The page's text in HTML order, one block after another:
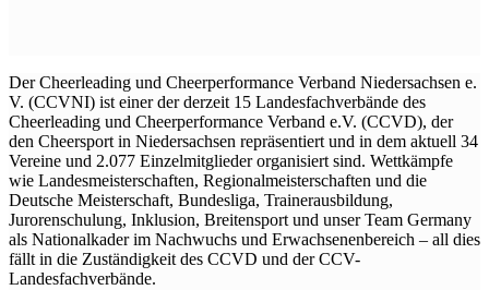
Der Cheerleading und Cheerperformance Verband Niedersachsen e.
V. (CCVNI) ist einer der derzeit 15 Landesfachverbände des
Cheerleading und Cheerperformance Verband e.V. (CCVD), der
den Cheersport in Niedersachsen repräsentiert und in dem aktuell 34
Vereine und 2.077 Einzelmitglieder organisiert sind. Wettkämpfe
wie Landesmeisterschaften, Regionalmeisterschaften und die
Deutsche Meisterschaft, Bundesliga, Trainerausbildung,
Jurorenschulung, Inklusion, Breitensport und unser Team Germany
als Nationalkader im Nachwuchs und Erwachsenenbereich – all dies
fällt in die Zuständigkeit des CCVD und der CCV-
Landesfachverbände.